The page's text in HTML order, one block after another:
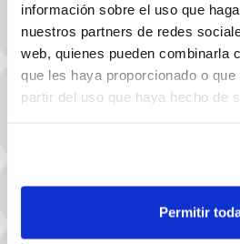
información sobre el uso que
nuestros partners de redes
web, quienes pueden combinarla
que les haya proporcionado o
partir del uso que haya hecho de
Permitir
Hora